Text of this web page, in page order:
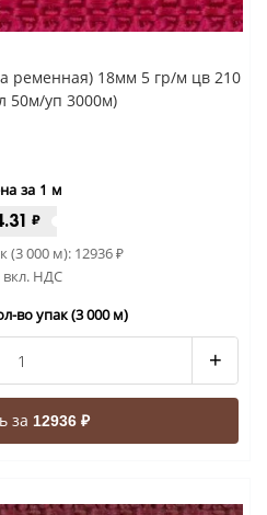
ременная) 18мм 5 гр/м цв 210
50м/уп 3000м)
за 1 м
₽
(3 000 м): 12936₽
вкл. НДС
во упак (3 000 м)
+
за 12936 ₽